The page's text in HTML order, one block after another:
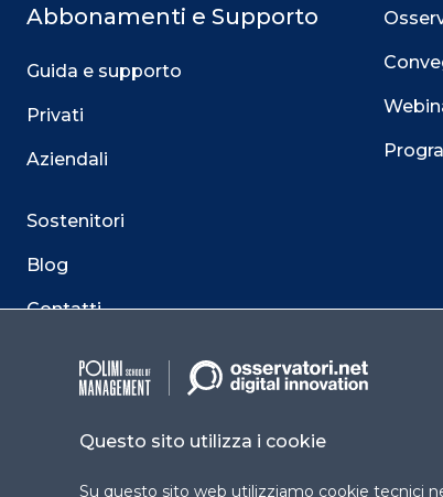
Abbonamenti e Supporto
Guida e supporto
Privati
Aziendali
Sostenitori
Blog
Contatti
Questo sito utilizza i cookie
Su questo sito web utilizziamo cookie tecnici